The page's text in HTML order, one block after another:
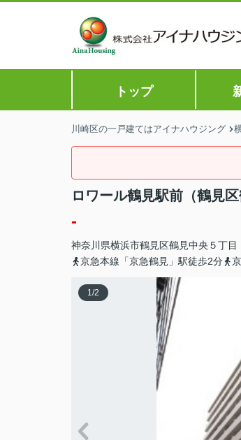
トップ
川崎区の一戸建てはアイナハウジング
ロワール鶴見駅前（鶴見区
-
神奈川県横浜市鶴見区鶴見中央 ５丁目
京急本線「京急鶴見」駅徒歩2分
1/2